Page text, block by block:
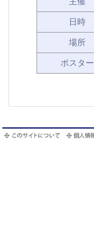
日時
場所
ポスター